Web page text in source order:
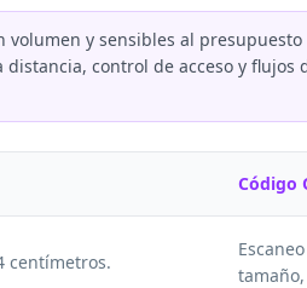
volumen y sensibles al
control de acceso y
Código
centímetros.